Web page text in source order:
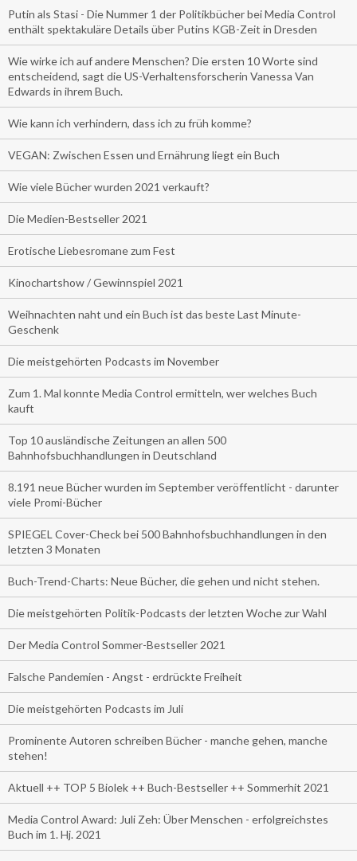
Putin als Stasi - Die Nummer 1 der Politikbücher bei Media Control
enthält spektakuläre Details über Putins KGB-Zeit in Dresden
Wie wirke ich auf andere Menschen? Die ersten 10 Worte sind
entscheidend, sagt die US-Verhaltensforscherin Vanessa Van
Edwards in ihrem Buch.
Wie kann ich verhindern, dass ich zu früh komme?
VEGAN: Zwischen Essen und Ernährung liegt ein Buch
Wie viele Bücher wurden 2021 verkauft?
Die Medien-Bestseller 2021
Erotische Liebesromane zum Fest
Kinochartshow / Gewinnspiel 2021
Weihnachten naht und ein Buch ist das beste Last Minute-
Geschenk
Die meistgehörten Podcasts im November
Zum 1. Mal konnte Media Control ermitteln, wer welches Buch
kauft
Top 10 ausländische Zeitungen an allen 500
Bahnhofsbuchhandlungen in Deutschland
8.191 neue Bücher wurden im September veröffentlicht - darunter
viele Promi-Bücher
SPIEGEL Cover-Check bei 500 Bahnhofsbuchhandlungen in den
letzten 3 Monaten
Buch-Trend-Charts: Neue Bücher, die gehen und nicht stehen.
Die meistgehörten Politik-Podcasts der letzten Woche zur Wahl
Der Media Control Sommer-Bestseller 2021
Falsche Pandemien - Angst - erdrückte Freiheit
Die meistgehörten Podcasts im Juli
Prominente Autoren schreiben Bücher - manche gehen, manche
stehen!
Aktuell ++ TOP 5 Biolek ++ Buch-Bestseller ++ Sommerhit 2021
Media Control Award: Juli Zeh: Über Menschen - erfolgreichstes
Buch im 1. Hj. 2021